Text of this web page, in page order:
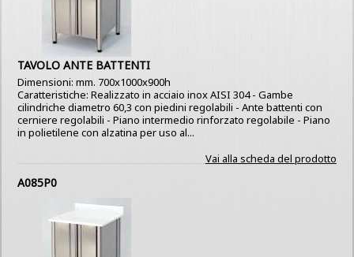
TAVOLO ANTE BATTENTI
Dimensioni: mm. 700x1000x900h
Caratteristiche: Realizzato in acciaio inox AISI 304 - Gambe
cilindriche diametro 60,3 con piedini regolabili - Ante battenti con
cerniere regolabili - Piano intermedio rinforzato regolabile - Piano
in polietilene con alzatina per uso al...
Vai alla scheda del prodotto
A085P0